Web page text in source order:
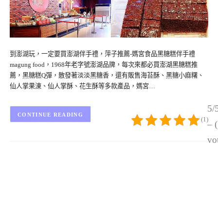
到澎湖玩，一定要買澎湖伴手禮，萍子推薦-媽宮食品黑糖糕伴手禮
magung food，1968年老字號澎湖品牌，每次來都必買澎湖黑糖糕推
薦，黑糖糕Q彈，散發著淡淡黑糖香，還有販售海苔酥、黑糖小麻糬、
仙人掌果涷、仙人掌酥、花生酥等多款產品，媽宮…
5/
–
(1)
CONTINUE READING